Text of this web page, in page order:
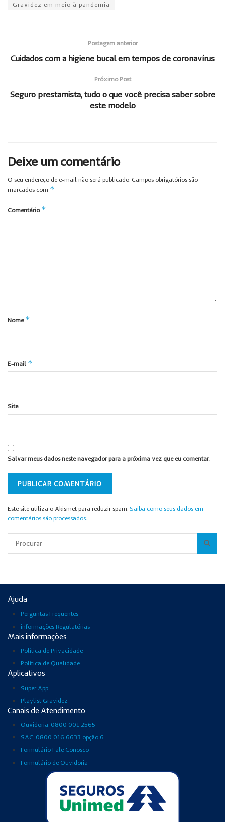
Gravidez em meio à pandemia
Postagem anterior
Cuidados com a higiene bucal em tempos de coronavírus
Próximo Post
Seguro prestamista, tudo o que você precisa saber sobre
este modelo
Deixe um comentário
O seu endereço de e-mail não será publicado. Campos obrigatórios são
marcados com *
Comentário *
Nome *
E-mail *
Site
Salvar meus dados neste navegador para a próxima vez que eu comentar.
Este site utiliza o Akismet para reduzir spam. Saiba como seus dados em
comentários são processados.
Ajuda
Perguntas Frequentes
informações Regulatórias
Mais informações
Política de Privacidade
Política de Qualidade
Aplicativos
Super App
Playlist Gravidez
Canais de Atendimento
Ouvidoria: 0800 001 2565
SAC: 0800 016 6633 opção 6
Formulário Fale Conosco
Formulário de Ouvidoria